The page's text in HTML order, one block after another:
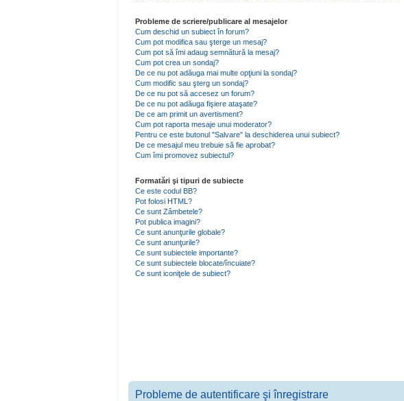
Probleme de scriere/publicare al mesajelor
Cum deschid un subiect în forum?
Cum pot modifica sau şterge un mesaj?
Cum pot să îmi adaug semnătură la mesaj?
Cum pot crea un sondaj?
De ce nu pot adăuga mai multe opţiuni la sondaj?
Cum modific sau şterg un sondaj?
De ce nu pot să accesez un forum?
De ce nu pot adăuga fişiere ataşate?
De ce am primit un avertisment?
Cum pot raporta mesaje unui moderator?
Pentru ce este butonul "Salvare" la deschiderea unui subiect?
De ce mesajul meu trebuie să fie aprobat?
Cum îmi promovez subiectul?
Formatări şi tipuri de subiecte
Ce este codul BB?
Pot folosi HTML?
Ce sunt Zâmbetele?
Pot publica imagini?
Ce sunt anunţurile globale?
Ce sunt anunţurile?
Ce sunt subiectele importante?
Ce sunt subiectele blocate/încuiate?
Ce sunt iconiţele de subiect?
Probleme de autentificare şi înregistrare